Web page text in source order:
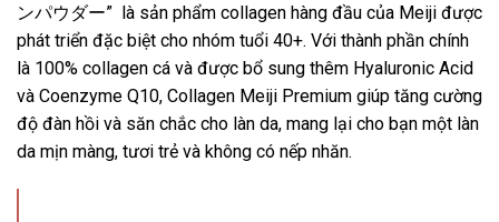
ンパウダー” là sản phẩm collagen hàng đầu của Meiji được
phát triển đặc biệt cho nhóm tuổi 40+. Với thành phần chính
là 100% collagen cá và được bổ sung thêm Hyaluronic Acid
và Coenzyme Q10, Collagen Meiji Premium giúp tăng cường
độ đàn hồi và săn chắc cho làn da, mang lại cho bạn một làn
da mịn màng, tươi trẻ và không có nếp nhăn.